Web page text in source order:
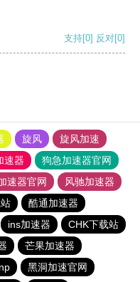
支持[0] 反对[0]
旋风
旋风加速
速器
狗急加速器官网
速器官网
风驰加速器
酷通加速器
ins加速器
CHK下载站
芒果加速器
黑洞加速官网